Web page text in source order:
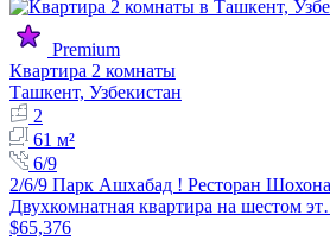
Premium
Квартира 2 комнаты
Ташкент, Узбекистан
2
61 м²
6/9
2/6/9 Парк Ашхабад ! Ресторан
Двухкомнатная квартира на шестом
$65,376